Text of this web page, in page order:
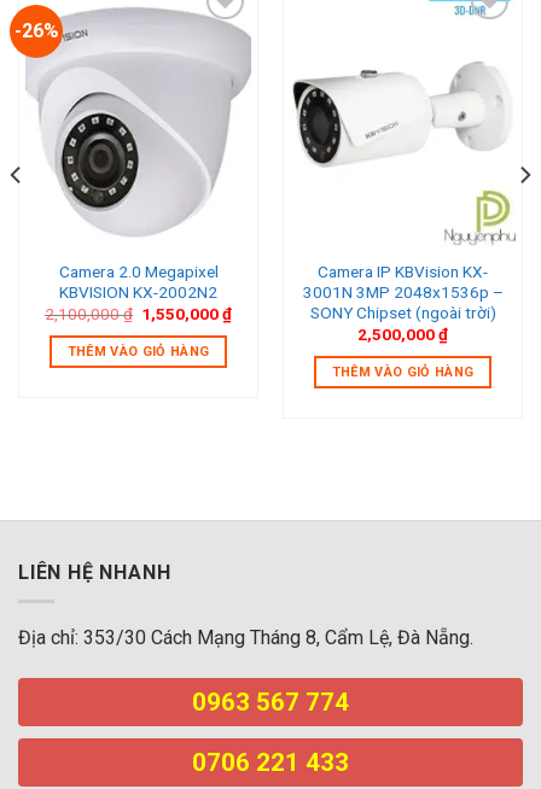
-26%
Camera 2.0 Megapixel
KBVISION KX-2002N2
2,100,000₫ Giá
gốc
là:
2,100,000 ₫.
1,550,000₫Giá
THÊM VÀO GIỎ HÀNG
Add to wishlist
Camera IP KBVision KX-
3001N 3MP 2048x1536p –
SONY Chipset (ngoài trời)
2,500,000₫
THÊM VÀO GIỎ HÀNG
LIÊN HỆ NHANH
Địa chỉ: 353/30 Cách Mạng Tháng 8, Cẩm Lệ, Đà Nẵng.
0963 567 774
0706 221 433